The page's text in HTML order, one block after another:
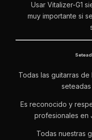
Usar Vitalizer-G1
muy importante si
Todas las guitarras
Es reconocido y
profesionales en
Todas nuestras